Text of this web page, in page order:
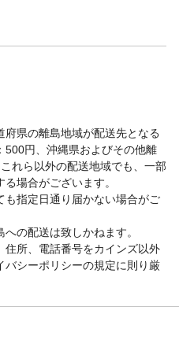
県の離島地域が配送先となる
500円、沖縄県およびその他離
れら以外の配送地域でも、一部
場合がございます。
指定日通り届かない場合がご
の配送は致しかねます。
住所、電話番号をカインズ以外
シーポリシーの規定に則り厳